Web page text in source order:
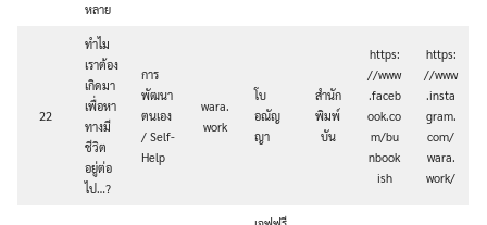
หลาย
22
ทำไม
เราต้อง
เกิดมา
เพื่อหา
ทางมี
ชีวิต
อยู่ต่อ
ไป…?
การ
พัฒนา
ตนเอง
/ Self-
Help
wara.
work
โบ
อณัญ
ญา
สำนัก
พิมพ์
บัน
https:
//www
.faceb
ook.co
m/bu
nbook
ish
https:
//www
.insta
gram.
com/
wara.
work/